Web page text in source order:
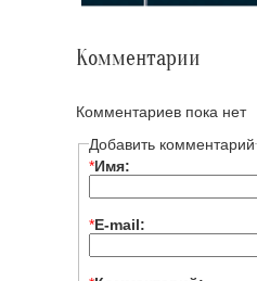
Комментарии
Комментариев пока нет
Добавить комментарий
*Имя:
*E-mail: